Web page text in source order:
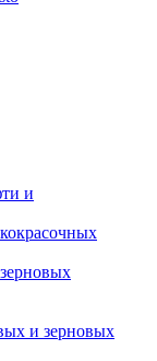
и
и зерновых